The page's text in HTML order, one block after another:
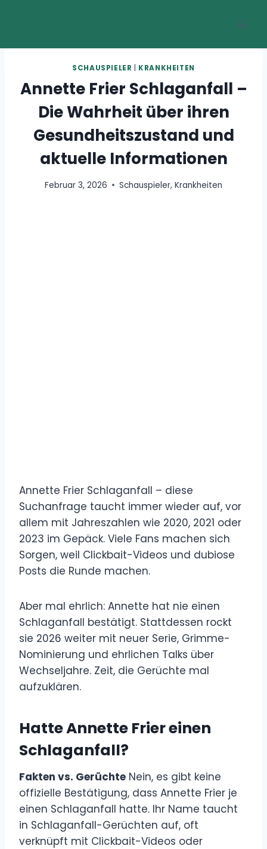
SCHAUSPIELER KRANKHEITEN
Annette Frier Schlaganfall –
Die Wahrheit über ihren
Gesundheitszustand und
aktuelle Informationen
Februar 3, 2026 Schauspieler, Krankheiten
Annette Frier Schlaganfall – diese
Suchanfrage taucht immer wieder auf, vor
allem mit Jahreszahlen wie 2020, 2021 oder
2023 im Gepäck. Viele Fans machen sich
Sorgen, weil Clickbait-Videos und dubiose
Posts die Runde machen.
Aber mal ehrlich: Annette hat nie einen
Schlaganfall bestätigt. Stattdessen rockt
sie 2026 weiter mit neuer Serie, Grimme-
Nominierung und ehrlichen Talks über
Wechseljahre. Zeit, die Gerüchte mal
aufzuklären.
Hatte Annette Frier einen
Schlaganfall?
Fakten vs. Gerüchte Nein, es gibt keine
offizielle Bestätigung, dass Annette Frier je
einen Schlaganfall hatte. Ihr Name taucht
in Schlaganfall-Gerüchten auf, oft
verknüpft mit Clickbait-Videos oder